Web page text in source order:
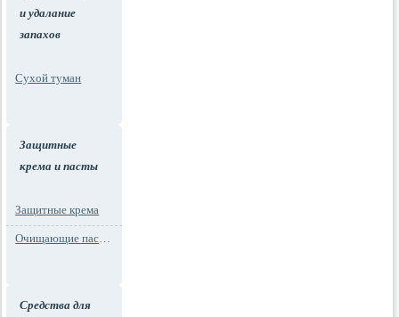
и удалание
запахов
Сухой туман
Защитные
крема и пасты
Защитные крема
Очищающие пасты для рук
Средства для